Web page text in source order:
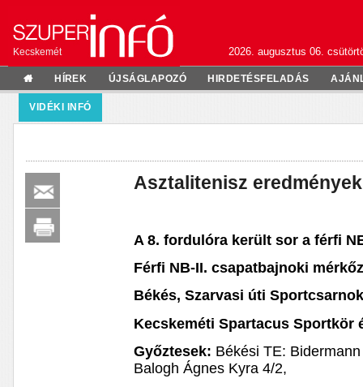
Kecskemét 2026. augusztus 06.
HÍREK ÚJSÁGLAPOZÓ HIRDETÉSFELADÁS
VIDÉKI INFÓ
Asztalitenisz eredmények
A 8. fordulóra került sor a férfi
Férfi NB-II. csapatbajnoki
Békés, Szarvasi úti
Kecskeméti Spartacus Sportkör
Győztesek: Békési TE:
Balogh Ágnes Kyra 4/2,